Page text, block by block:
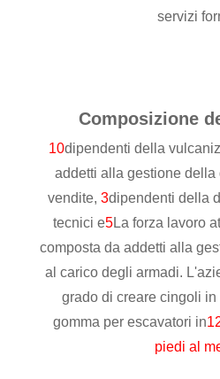
servizi
Composizione
10dipendenti della
addetti alla gestione della
vendite, 3dipendenti della
tecnici e5La forza lavoro
composta da addetti alla
al carico degli armadi.
grado di creare cingoli
gomma per escavatori in
piedi al